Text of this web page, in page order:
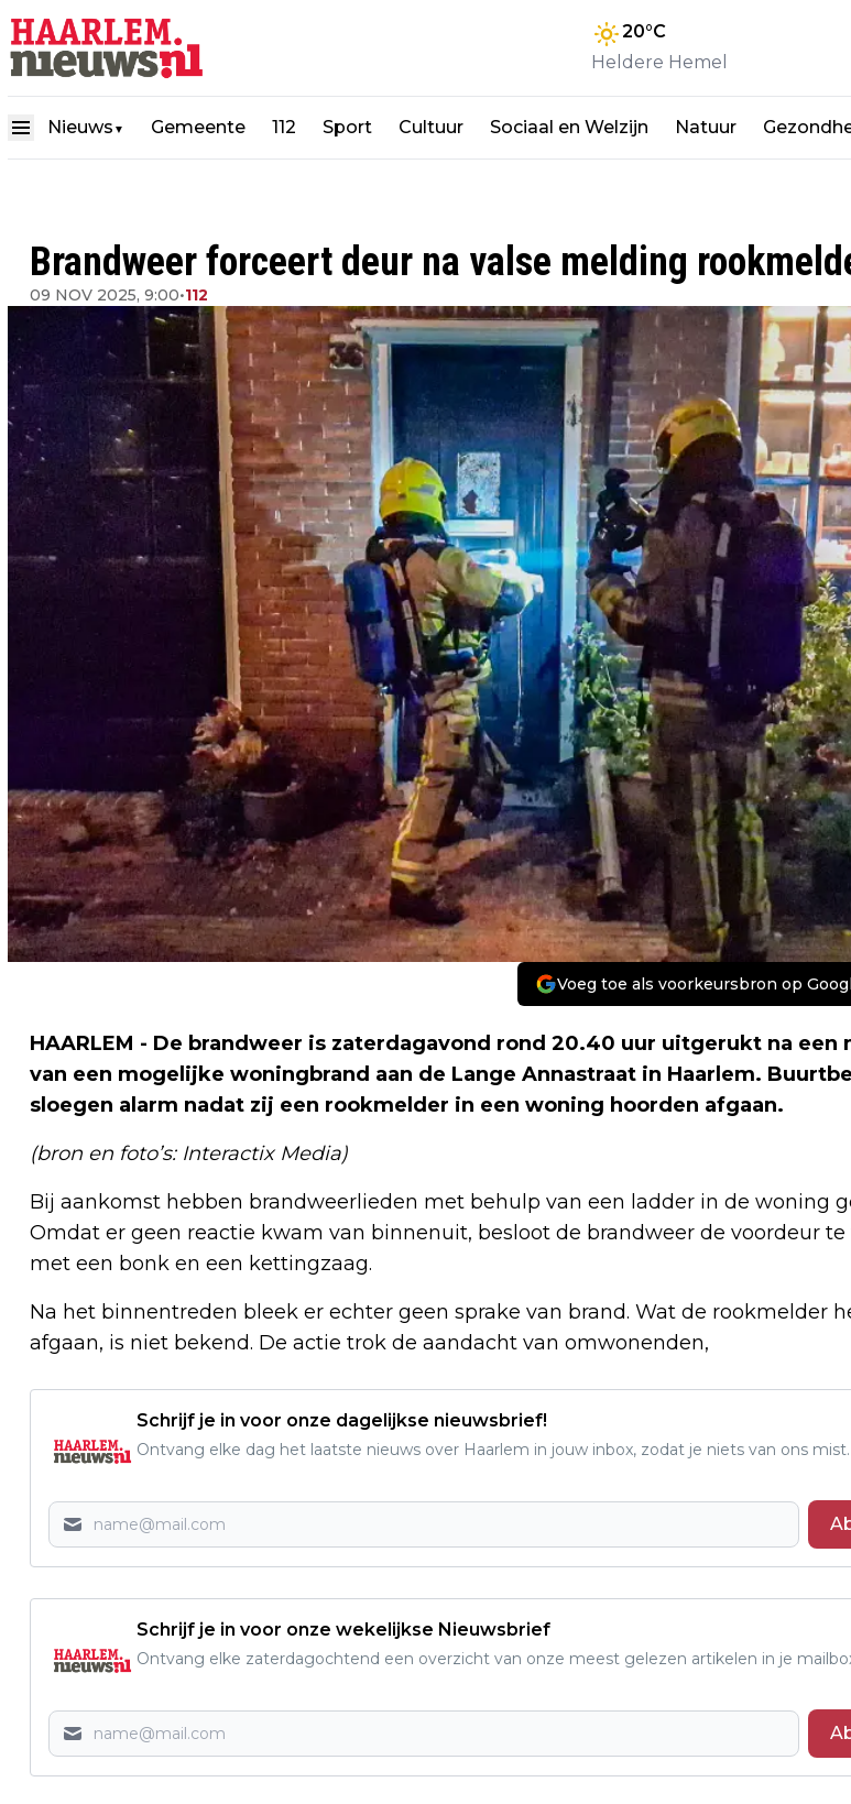
20°C
Heldere Hemel
Nieuws ▼ Gemeente 112 Sport Cultuur Sociaal en Welzijn Natuur
Brandweer forceert deur na valse melding
09 NOV 2025, 9:00•112
Voeg toe als voorkeursbron op
HAARLEM - De brandweer is zaterdagavond rond 20.40 uur uitgerukt na een
van een mogelijke woningbrand aan de Lange Annastraat in Haarlem.
sloegen alarm nadat zij een rookmelder in een woning hoorden afgaan.
(bron en foto’s: Interactix Media)
Bij aankomst hebben brandweerlieden met behulp van een ladder in de woning
Omdat er geen reactie kwam van binnenuit, besloot de brandweer de voordeur te
met een bonk en een kettingzaag.
Na het binnentreden bleek er echter geen sprake van brand. Wat de rookmelder
afgaan, is niet bekend. De actie trok de aandacht van omwonenden,
Schrijf je in voor onze dagelijkse nieuwsbrief!
Ontvang elke dag het laatste nieuws over Haarlem in jouw inbox, zodat je niets van ons mist.
Schrijf je in voor onze wekelijkse Nieuwsbrief
Ontvang elke zaterdagochtend een overzicht van onze meest gelezen artikelen in je